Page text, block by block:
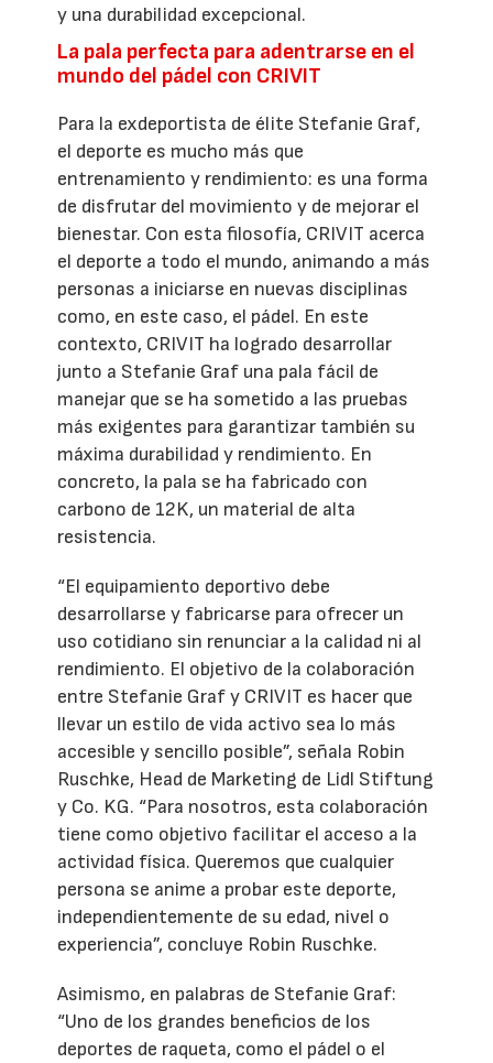
y una durabilidad excepcional.
La pala perfecta para adentrarse en el
mundo del pádel con CRIVIT
Para la exdeportista de élite Stefanie Graf,
el deporte es mucho más que
entrenamiento y rendimiento: es una forma
de disfrutar del movimiento y de mejorar el
bienestar. Con esta filosofía, CRIVIT acerca
el deporte a todo el mundo, animando a más
personas a iniciarse en nuevas disciplinas
como, en este caso, el pádel. En este
contexto, CRIVIT ha logrado desarrollar
junto a Stefanie Graf una pala fácil de
manejar que se ha sometido a las pruebas
más exigentes para garantizar también su
máxima durabilidad y rendimiento. En
concreto, la pala se ha fabricado con
carbono de 12K, un material de alta
resistencia.
“El equipamiento deportivo debe
desarrollarse y fabricarse para ofrecer un
uso cotidiano sin renunciar a la calidad ni al
rendimiento. El objetivo de la colaboración
entre Stefanie Graf y CRIVIT es hacer que
llevar un estilo de vida activo sea lo más
accesible y sencillo posible”, señala Robin
Ruschke, Head de Marketing de Lidl Stiftung
y Co. KG. “Para nosotros, esta colaboración
tiene como objetivo facilitar el acceso a la
actividad física. Queremos que cualquier
persona se anime a probar este deporte,
independientemente de su edad, nivel o
experiencia”, concluye Robin Ruschke.
Asimismo, en palabras de Stefanie Graf:
“Uno de los grandes beneficios de los
deportes de raqueta, como el pádel o el